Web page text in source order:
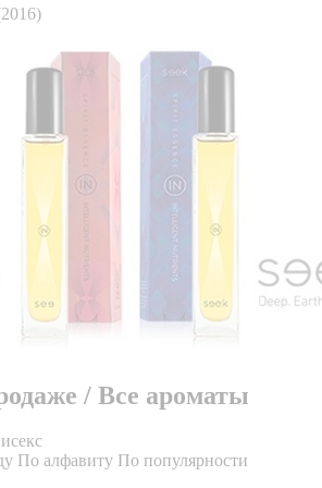
/ Все ароматы
По алфавиту По популярности